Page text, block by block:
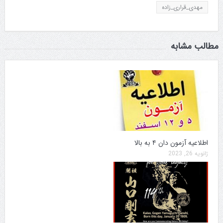
مهدی_قراری_زاده
مطالب مشابه
اطلاعیه آزمون دان ۴ به بالا
ژانویه 26, 2023